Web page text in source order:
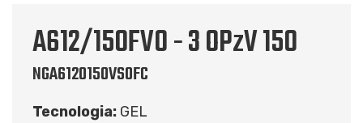
A612/150FV0 - 3 OPzV 150
NGA6120150VS0FC
Tecnologia: GEL